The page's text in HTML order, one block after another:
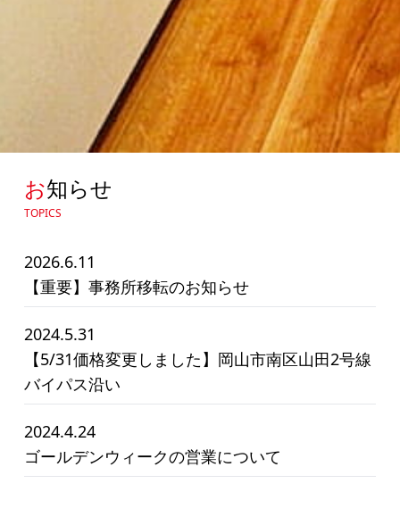
お知らせ
TOPICS
2026.6.11
【重要】事務所移転のお知らせ
2024.5.31
【5/31価格変更しました】岡山市南区山田2号線
バイパス沿い
2024.4.24
ゴールデンウィークの営業について